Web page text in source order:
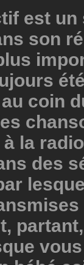
est un
son
coin
la
des
partant,